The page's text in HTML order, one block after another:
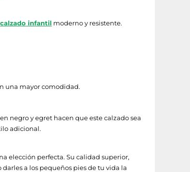
calzado infantil moderno y resistente.
una mayor comodidad.
negro y egret hacen que este calzado sea
adicional.
elección perfecta. Su calidad superior,
a los pequeños pies de tu vida la